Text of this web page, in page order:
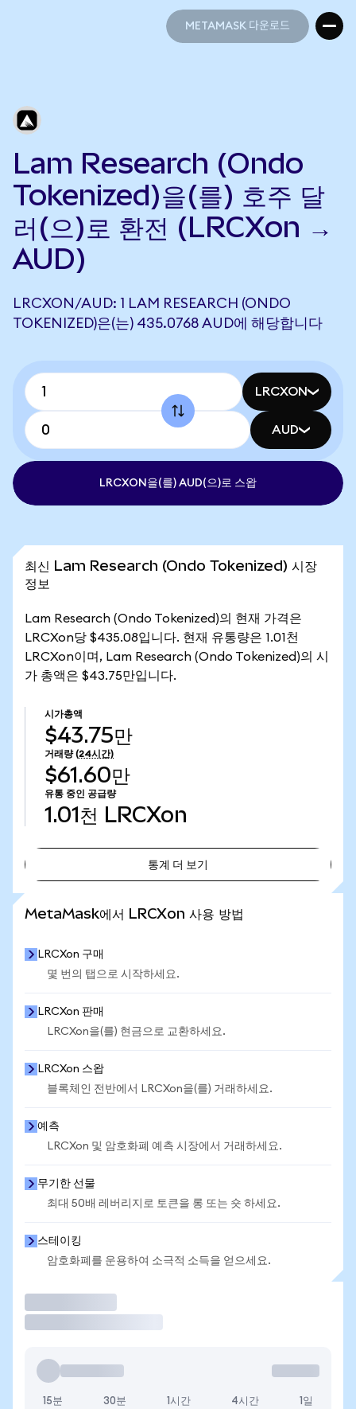
METAMASK 다운로드
Lam Research (Ondo
Tokenized)을(를) 호주 달
러(으)로 환전 (LRCXon →
AUD)
LRCXON/AUD: 1 LAM RESEARCH (ONDO
TOKENIZED)은(는) 435.0768 AUD에 해당합니다
LRCXON
AUD
LRCXON을(를) AUD(으)로 스왑
최신 Lam Research (Ondo Tokenized) 시장
정보
Lam Research (Ondo Tokenized)의 현재 가격은
LRCXon당 $435.08입니다. 현재 유통량은 1.01천
LRCXon이며, Lam Research (Ondo Tokenized)의 시
가 총액은 $43.75만입니다.
시가총액
$43.75만
거래량 (24시간)
$61.60만
유통 중인 공급량
1.01천 LRCXon
통계 더 보기
MetaMask에서 LRCXon 사용 방법
LRCXon 구매
몇 번의 탭으로 시작하세요.
LRCXon 판매
LRCXon을(를) 현금으로 교환하세요.
LRCXon 스왑
블록체인 전반에서 LRCXon을(를) 거래하세요.
예측
LRCXon 및 암호화폐 예측 시장에서 거래하세요.
무기한 선물
최대 50배 레버리지로 토큰을 롱 또는 숏 하세요.
스테이킹
암호화폐를 운용하여 소극적 소득을 얻으세요.
15분 30분 1시간 4시간 1일